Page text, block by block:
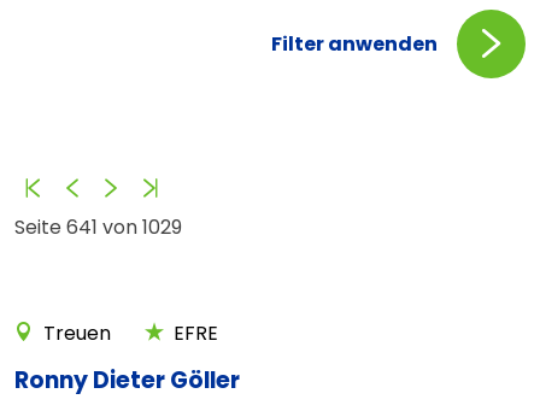
Filter anwenden
Seite 641 von 1029
AnfangZurückVorwärts
Treuen EFRE
Ronny Dieter Göller